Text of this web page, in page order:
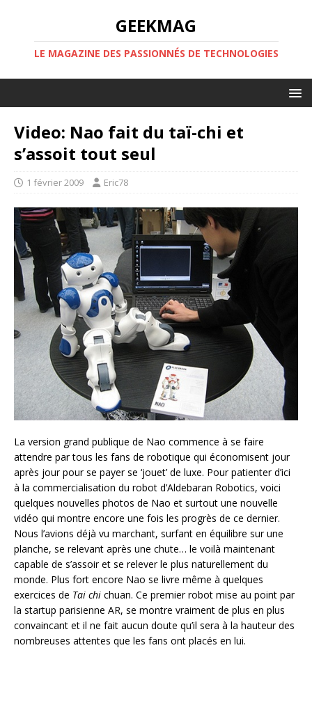
GEEKMAG
LE MAGAZINE DES PASSIONNÉS DE TECHNOLOGIES
Video: Nao fait du taï-chi et
s’assoit tout seul
1 février 2009 Eric78
La version grand publique de Nao commence à se faire
attendre par tous les fans de robotique qui économisent jour
après jour pour se payer se ‘jouet’ de luxe. Pour patienter d’ici
à la commercialisation du robot d’Aldebaran Robotics, voici
quelques nouvelles photos de Nao et surtout une nouvelle
vidéo qui montre encore une fois les progrès de ce dernier.
Nous l’avions déjà vu marchant, surfant en équilibre sur une
planche, se relevant après une chute… le voilà maintenant
capable de s’assoir et se relever le plus naturellement du
monde. Plus fort encore Nao se livre même à quelques
exercices de Tai chi chuan. Ce premier robot mise au point par
la startup parisienne AR, se montre vraiment de plus en plus
convaincant et il ne fait aucun doute qu’il sera à la hauteur des
nombreuses attentes que les fans ont placés en lui.